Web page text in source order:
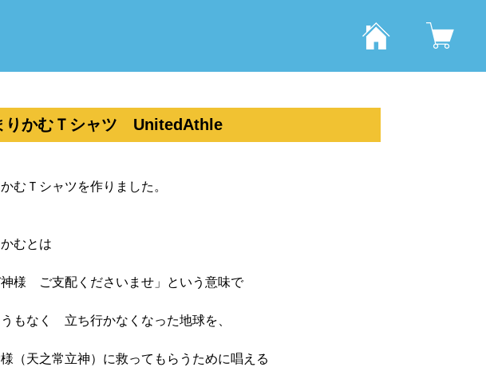
りかむＴシャツ UnitedAthle
むＴシャツを作りました。
むとは
神様 ご支配くださいませ」という意味で
もなく 立ち行かなくなった地球を、
（天之常立神）に救ってもらうために唱える